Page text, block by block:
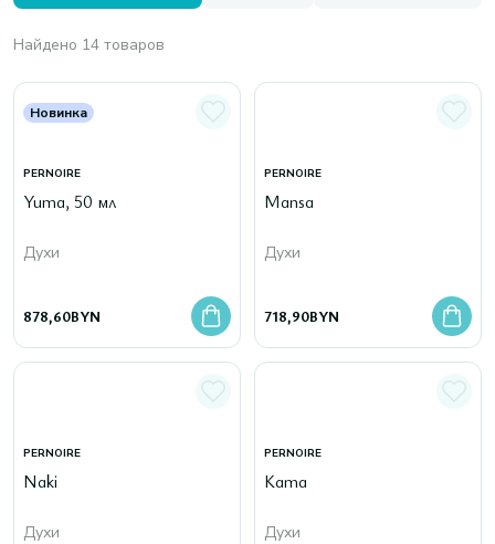
Найдено 14 товаров
Новинка
PERNOIRE
Yuma, 50 мл
Духи
878,60BYN
PERNOIRE
Mansa
Духи
718,90BYN
PERNOIRE
Naki
Духи
PERNOIRE
Kama
Духи